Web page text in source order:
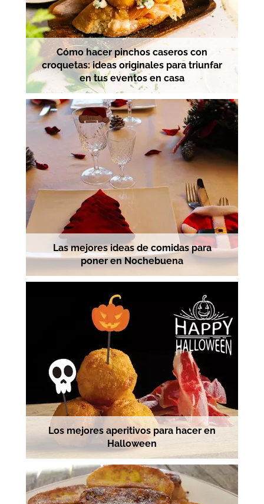
Cómo hacer pinchos caseros con
croquetas: ideas originales para triunfar
en tus eventos en casa
Las mejores ideas de comidas para
poner en Nochebuena
Los mejores aperitivos para hacer en
Halloween